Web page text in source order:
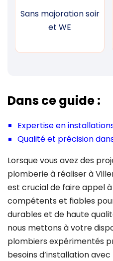
Sans majoration soir
et WE
Dans ce guide :
Expertise en
Qualité et précision
Lorsque vous avez des
plomberie à réaliser à
est crucial de faire appel
compétents et fiables
durables et de haute
nous mettons à votre
plombiers expérimentés
besoins d’installation